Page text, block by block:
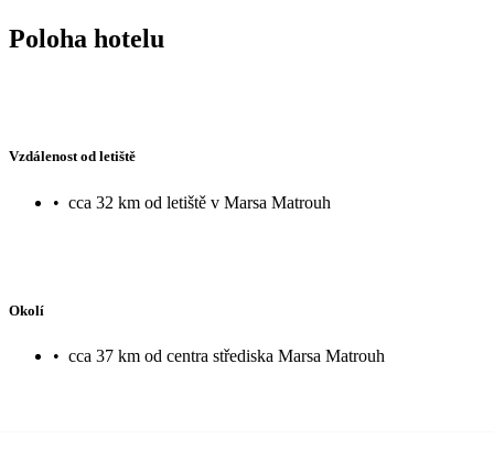
Poloha hotelu
Vzdálenost od letiště
• cca 32 km od letiště v Marsa Matrouh
Okolí
• cca 37 km od centra střediska Marsa Matrouh